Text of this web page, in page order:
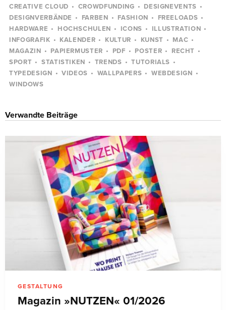
CREATIVE CLOUD
CROWDFUNDING
DESIGNEVENTS
DESIGNVERBÄNDE
FARBEN FASHION
FREELOADS
HARDWARE
HOCHSCHULEN ICONS
ILLUSTRATION
INFOGRAFIK
KALENDER KULTUR KUNST
MAC
MAGAZIN
PAPIERMUSTER PDF POSTER
RECHT
SPORT
STATISTIKEN TRENDS
TUTORIALS
TYPEDESIGN
VIDEOS WALLPAPERS
WEBDESIGN
WINDOWS
Verwandte Beiträge
GESTALTUNG
Magazin »NUTZEN« 01/2026